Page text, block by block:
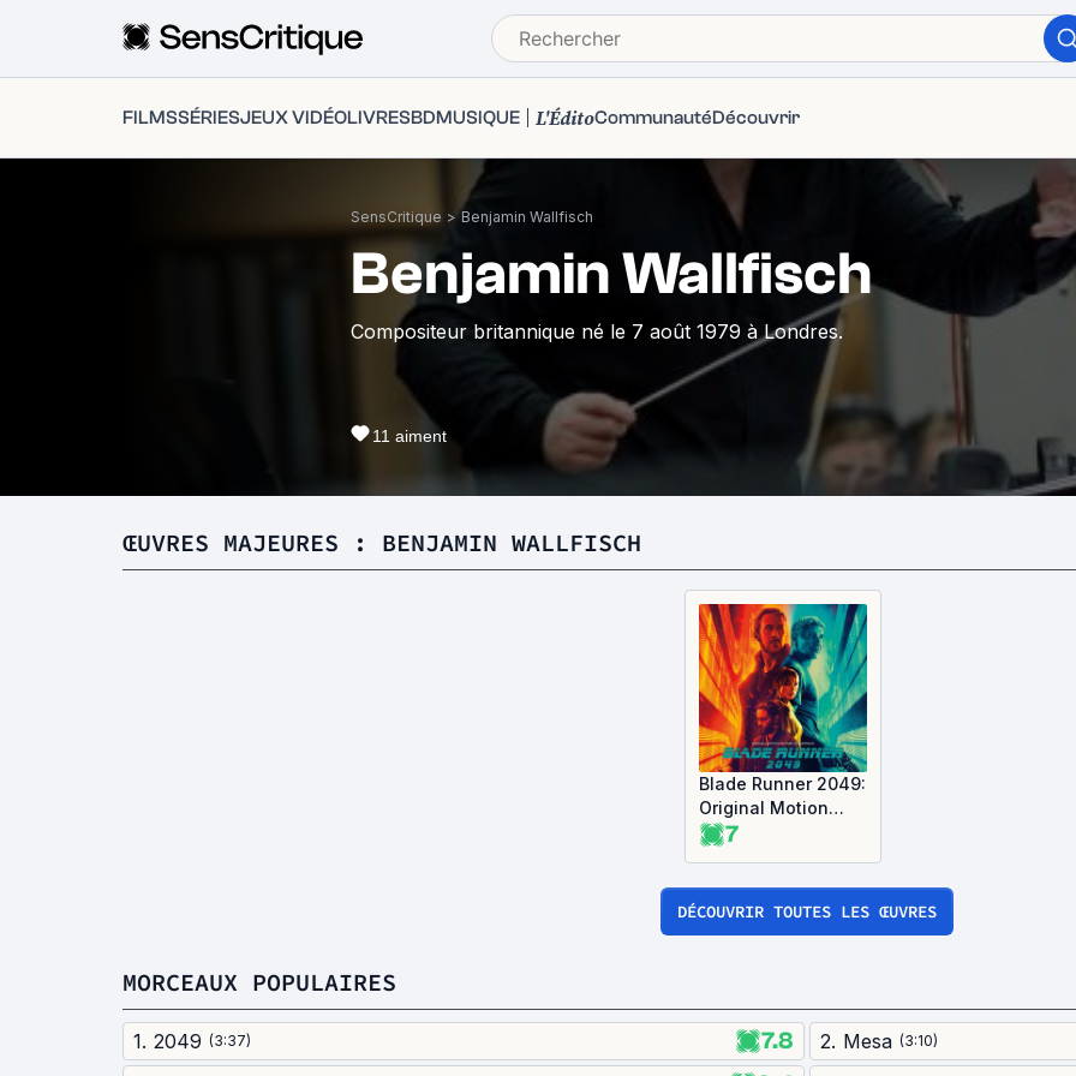
FILMSSÉRIESJEUX VIDÉOLIVRESBDMUSIQUE L'ÉditoCommunautéDécouvrir
SensCritique > Benjamin Wallfisch
Benjamin Wallfisch
Compositeur britannique né le 7 août 1979 à Londres.
11 aiment
ŒUVRES MAJEURES : BENJAMIN WALLFISCH
Blade Runner 2049:
Original Motion
Picture Soundtrack
7
DÉCOUVRIR TOUTES LES ŒUVRES
MORCEAUX POPULAIRES
1. 2049 (3:37) 7.8 2. Mesa (3:10)